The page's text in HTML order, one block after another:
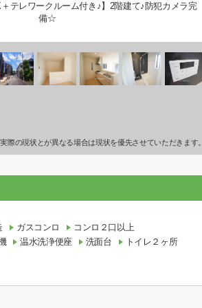
＋テレワークルーム付き♪】2階建て♪防犯カメラ完
備☆
際の現状とが異なる場合は現状を優先させていただきます。
ガスコンロ
コンロ２口以上
温水洗浄便座 洗面台
トイレ２ヶ所